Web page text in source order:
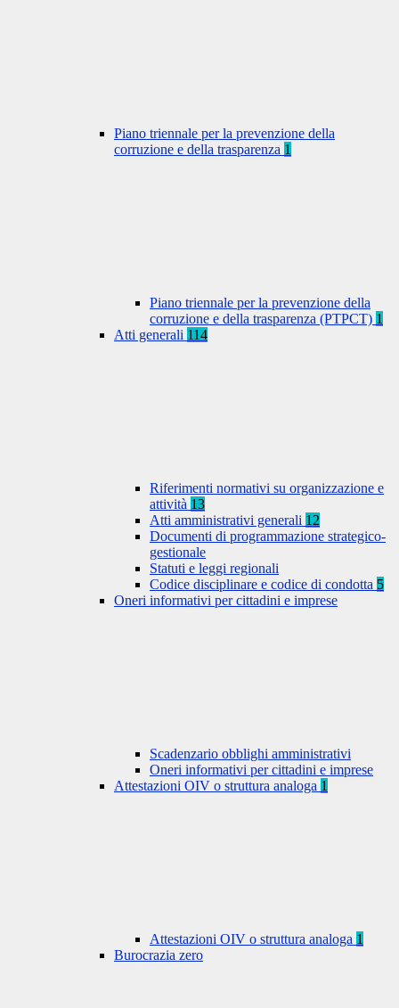
Piano triennale per la prevenzione della
corruzione e della trasparenza 1
Piano triennale per la prevenzione della
corruzione e della trasparenza (PTPCT) 1
Atti generali 114
Riferimenti normativi su organizzazione e
attività 13
Atti amministrativi generali 12
Documenti di programmazione strategico-
gestionale
Statuti e leggi regionali
Codice disciplinare e codice di condotta 5
Oneri informativi per cittadini e imprese
Scadenzario obblighi amministrativi
Oneri informativi per cittadini e imprese
Attestazioni OIV o struttura analoga 1
Attestazioni OIV o struttura analoga 1
Burocrazia zero